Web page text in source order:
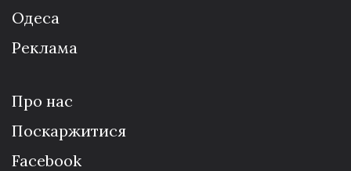
Одеса
Реклама
Про нас
Поскаржитися
Facebook